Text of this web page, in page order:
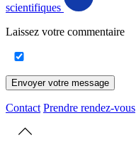
scientifiques
Laissez votre commentaire
Envoyer votre message
Contact Prendre rendez-vous